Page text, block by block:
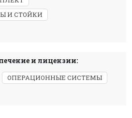
И СТОЙКИ
и лицензии:
ОПЕРАЦИОННЫЕ СИСТЕМЫ